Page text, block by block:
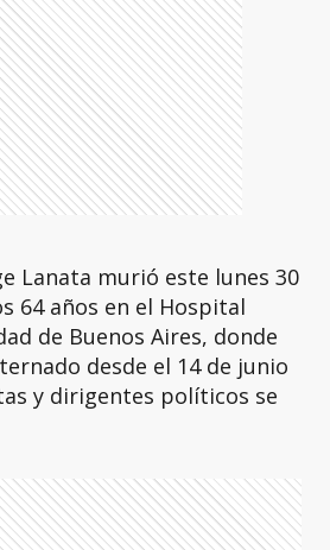
Lanata murió este lunes 30
64 años en el Hospital
de Buenos Aires, donde
desde el 14 de junio
y dirigentes políticos se